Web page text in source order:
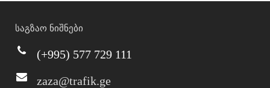
საგზაო ნიშნები
(+995) 577 729 111
zaza@trafik.ge